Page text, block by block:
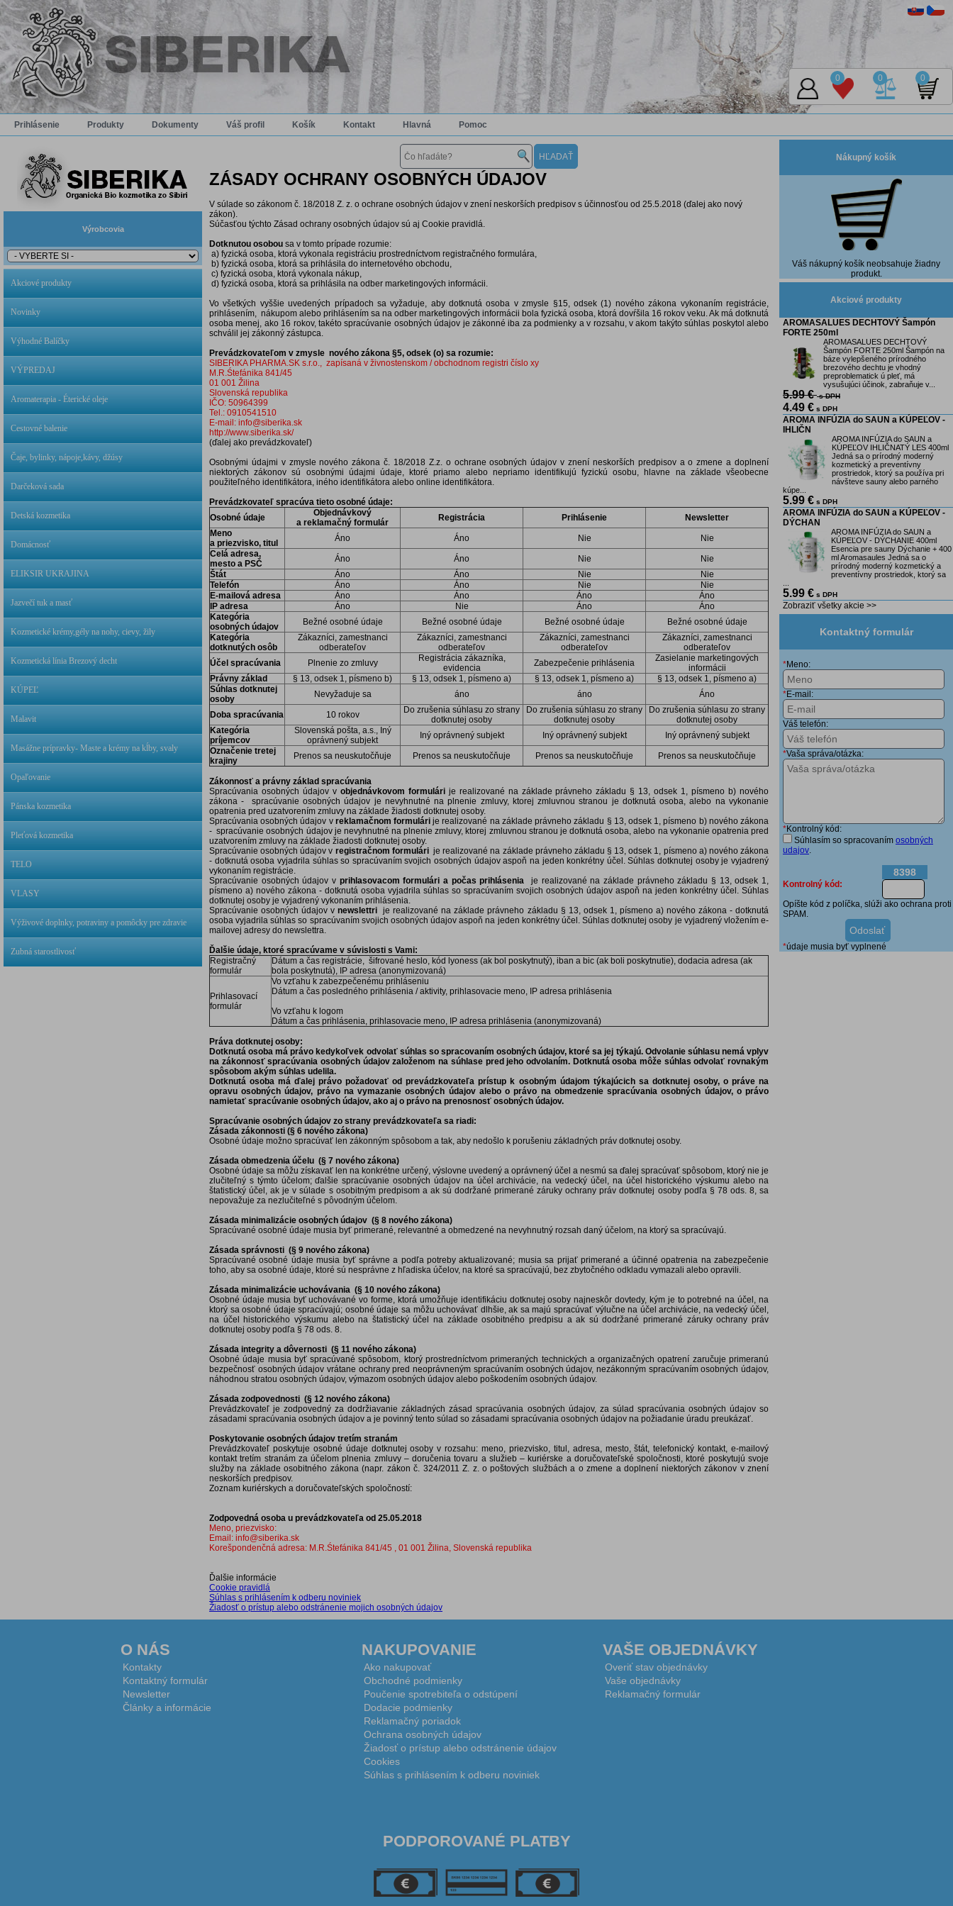
0 0 0
Prihlásenie Produkty Dokumenty Váš profil Košík Kontakt Hlavná Pomoc
Výrobcovia
Akciové produkty
Novinky
Výhodné Balíčky
VÝPREDAJ
Aromaterapia - Éterické oleje
Cestovné balenie
Čaje, bylinky, nápoje,kávy, džúsy
Darčeková sada
Detská kozmetika
Domácnosť
ELIKSIR UKRAJINA
Jazvečí tuk a masť
Kozmetické krémy,gély na nohy, cievy, žily
Kozmetická línia Brezový decht
KÚPEĽ
Malavit
Masážne prípravky- Maste a krémy na kĺby, svaly
Opaľovanie
Pánska kozmetika
Pleťová kozmetika
TELO
VLASY
Výživové doplnky, potraviny a pomôcky pre zdravie
Zubná starostlivosť
ZÁSADY OCHRANY OSOBNÝCH ÚDAJOV
V súlade so zákonom č. 18/2018 Z. z. o ochrane osobných údajov v znení neskorších predpisov s účinnosťou od 25.5.2018 (ďalej ako nový
zákon).
Súčasťou týchto Zásad ochrany osobných údajov sú aj Cookie pravidlá.
Dotknutou osobou sa v tomto prípade rozumie:
a) fyzická osoba, ktorá vykonala registráciu prostredníctvom registračného formulára,
b) fyzická osoba, ktorá sa prihlásila do internetového obchodu,
c) fyzická osoba, ktorá vykonala nákup,
d) fyzická osoba, ktorá sa prihlásila na odber marketingových informácii.
Vo všetkých vyššie uvedených prípadoch sa vyžaduje, aby dotknutá osoba v zmysle §15, odsek (1) nového zákona vykonaním registrácie,
prihlásením, nákupom alebo prihlásením sa na odber marketingových informácii bola fyzická osoba, ktorá dovŕšila 16 rokov veku. Ak má dotknutá
osoba menej, ako 16 rokov, takéto spracúvanie osobných údajov je zákonné iba za podmienky a v rozsahu, v akom takýto súhlas poskytol alebo
schválil jej zákonný zástupca.
Prevádzkovateľom v zmysle nového zákona §5, odsek (o) sa rozumie:
SIBERIKA PHARMA.SK s.r.o., zapísaná v živnostenskom / obchodnom registri číslo xy
M.R.Śtefánika 841/45
01 001 Žilina
Slovenská republika
IČO: 50964399
Tel.: 0910541510
E-mail: info@siberika.sk
http://www.siberika.sk/
(ďalej ako prevádzkovateľ)
Osobnými údajmi v zmysle nového zákona č. 18/2018 Z.z. o ochrane osobných údajov v znení neskorších predpisov a o zmene a doplnení
niektorých zákonov sú osobnými údajmi údaje, ktoré priamo alebo nepriamo identifikujú fyzickú osobu, hlavne na základe všeobecne
použiteľného identifikátora, iného identifikátora alebo online identifikátora.
Prevádzkovateľ spracúva tieto osobné údaje:
Osobné údaje
Objednávkový
a reklamačný formulár
Registrácia Prihlásenie
Newsletter
Meno
a priezvisko, titul
Áno Áno Nie
Nie
Celá adresa,
mesto a PSČ
Áno Áno Nie
Nie
Štát
Áno Áno Nie
Nie
Telefón
Áno Áno Nie
Nie
E-mailová adresa
Áno Áno Áno
Áno
IP adresa
Áno Nie Áno
Áno
Kategória
osobných údajov
Bežné osobné údaje Bežné osobné údaje Bežné osobné údaje
Bežné osobné údaje
Kategória
dotknutých osôb
Zákazníci, zamestnanci
odberateľov
Zákazníci, zamestnanci
odberateľov
Zákazníci, zamestnanci
odberateľov
Zákazníci, zamestnanci
odberateľov
Účel spracúvania
Plnenie zo zmluvy
Registrácia zákazníka,
evidencia
Zabezpečenie prihlásenia
Zasielanie marketingových
informácii
Právny základ
§ 13, odsek 1, písmeno b) § 13, odsek 1, písmeno a) § 13, odsek 1, písmeno a)
§ 13, odsek 1, písmeno a)
Súhlas dotknutej
osoby
Nevyžaduje sa áno áno Áno
Doba spracúvania 10 rokov
Do zrušenia súhlasu zo strany
dotknutej osoby
Do zrušenia súhlasu zo strany
dotknutej osoby
Do zrušenia súhlasu zo strany
dotknutej osoby
Kategória
príjemcov
Slovenská pošta, a.s., Iný
oprávnený subjekt
Iný oprávnený subjekt Iný oprávnený subjekt
Iný oprávnený subjekt
Označenie tretej
krajiny
Prenos sa neuskutočňuje Prenos sa neuskutočňuje Prenos sa neuskutočňuje Prenos sa neuskutočňuje
Zákonnosť a právny základ spracúvania
Spracúvania osobných údajov v objednávkovom formulárije realizované na základe právneho základu § 13, odsek 1, písmeno b) nového
zákona - spracúvanie osobných údajov je nevyhnutné na plnenie zmluvy, ktorej zmluvnou stranou je dotknutá osoba, alebo na vykonanie
opatrenia pred uzatvorením zmluvy na základe žiadosti dotknutej osoby.
Spracúvania osobných údajov v reklamačnom formulári je realizované na základe právneho základu § 13, odsek 1, písmeno b) nového zákona
- spracúvanie osobných údajov je nevyhnutné na plnenie zmluvy, ktorej zmluvnou stranou je dotknutá osoba, alebo na vykonanie opatrenia pred
uzatvorením zmluvy na základe žiadosti dotknutej osoby.
Spracúvanie osobných údajov v registračnom formulárije realizované na základe právneho základu § 13, odsek 1, písmeno a) nového zákona
- dotknutá osoba vyjadrila súhlas so spracúvaním svojich osobných údajov aspoň na jeden konkrétny účel. Súhlas dotknutej osoby je vyjadrený
vykonaním registrácie.
Spracúvanie osobných údajov v prihlasovacom formulári a počas prihlásenia je realizované na základe právneho základu § 13, odsek 1,
písmeno a) nového zákona - dotknutá osoba vyjadrila súhlas so spracúvaním svojich osobných údajov aspoň na jeden konkrétny účel. Súhlas
dotknutej osoby je vyjadrený vykonaním prihlásenia.
Spracúvanie osobných údajov vnewslettri je realizované na základe právneho základu § 13, odsek 1, písmeno a) nového zákona - dotknutá
osoba vyjadrila súhlas so spracúvaním svojich osobných údajov aspoň na jeden konkrétny účel. Súhlas dotknutej osoby je vyjadrený vložením e-
mailovej adresy do newslettra.
Ďalšie údaje, ktoré spracúvame v súvislosti s Vami:
Registračný
formulár
Dátum a čas registrácie, šifrované heslo, kód lyoness (ak bol poskytnutý), iban a bic (ak boli poskytnutie), dodacia adresa (ak
bola poskytnutá), IP adresa (anonymizovaná)
Prihlasovací
formulár
Vo vzťahu k zabezpečenému prihláseniu
Dátum a čas posledného prihlásenia / aktivity, prihlasovacie meno, IP adresa prihlásenia
Vo vzťahu k logom
Dátum a čas prihlásenia, prihlasovacie meno, IP adresa prihlásenia (anonymizovaná)
Práva dotknutej osoby:
Dotknutá osoba má právo kedykoľvek odvolať súhlas so spracovaním osobných údajov, ktoré sa jej týkajú. Odvolanie súhlasu nemá vplyv
na zákonnosť spracúvania osobných údajov založenom na súhlase pred jeho odvolaním. Dotknutá osoba môže súhlas odvolať rovnakým
spôsobom akým súhlas udelila.
Dotknutá osoba má ďalej právo požadovať od prevádzkovateľa prístup k osobným údajom týkajúcich sa dotknutej osoby, o práve na
opravu osobných údajov, právo na vymazanie osobných údajov alebo o právo na obmedzenie spracúvania osobných údajov, o právo
namietať spracúvanie osobných údajov, ako aj o právo na prenosnosť osobných údajov.
Spracúvanie osobných údajov zo strany prevádzkovateľa sa riadi:
Zásada zákonnosti (§ 6 nového zákona)
Osobné údaje možno spracúvať len zákonným spôsobom a tak, aby nedošlo k porušeniu základných práv dotknutej osoby.
Zásada obmedzenia účelu (§ 7 nového zákona)
Osobné údaje sa môžu získavať len na konkrétne určený, výslovne uvedený a oprávnený účel a nesmú sa ďalej spracúvať spôsobom, ktorý nie je
zlučiteľný s týmto účelom; ďalšie spracúvanie osobných údajov na účel archivácie, na vedecký účel, na účel historického výskumu alebo na
štatistický účel, ak je v súlade s osobitným predpisom a ak sú dodržané primerané záruky ochrany práv dotknutej osoby podľa § 78 ods. 8, sa
nepovažuje za nezlučiteľné s pôvodným účelom.
Zásada minimalizácie osobných údajov (§ 8 nového zákona)
Spracúvané osobné údaje musia byť primerané, relevantné a obmedzené na nevyhnutný rozsah daný účelom, na ktorý sa spracúvajú.
Zásada správnosti (§ 9 nového zákona)
Spracúvané osobné údaje musia byť správne a podľa potreby aktualizované; musia sa prijať primerané a účinné opatrenia na zabezpečenie
toho, aby sa osobné údaje, ktoré sú nesprávne z hľadiska účelov, na ktoré sa spracúvajú, bez zbytočného odkladu vymazali alebo opravili.
Zásada minimalizácie uchovávania (§ 10 nového zákona)
Osobné údaje musia byť uchovávané vo forme, ktorá umožňuje identifikáciu dotknutej osoby najneskôr dovtedy, kým je to potrebné na účel, na
ktorý sa osobné údaje spracúvajú; osobné údaje sa môžu uchovávať dlhšie, ak sa majú spracúvať výlučne na účel archivácie, na vedecký účel,
na účel historického výskumu alebo na štatistický účel na základe osobitného predpisu a ak sú dodržané primerané záruky ochrany práv
dotknutej osoby podľa § 78 ods. 8.
Zásada integrity a dôvernosti (§ 11 nového zákona)
Osobné údaje musia byť spracúvané spôsobom, ktorý prostredníctvom primeraných technických a organizačných opatrení zaručuje primeranú
bezpečnosť osobných údajov vrátane ochrany pred neoprávneným spracúvaním osobných údajov, nezákonným spracúvaním osobných údajov,
náhodnou stratou osobných údajov, výmazom osobných údajov alebo poškodením osobných údajov.
Zásada zodpovednosti (§ 12 nového zákona)
Prevádzkovateľ je zodpovedný za dodržiavanie základných zásad spracúvania osobných údajov, za súlad spracúvania osobných údajov so
zásadami spracúvania osobných údajov a je povinný tento súlad so zásadami spracúvania osobných údajov na požiadanie úradu preukázať.
Poskytovanie osobných údajov tretím stranám
Prevádzkovateľ poskytuje osobné údaje dotknutej osoby v rozsahu: meno, priezvisko, titul, adresa, mesto, štát, telefonický kontakt, e-mailový
kontakt tretím stranám za účelom plnenia zmluvy – doručenia tovaru a služieb – kuriérske a doručovateľské spoločnosti, ktoré poskytujú svoje
služby na základe osobitného zákona (napr. zákon č. 324/2011 Z. z. o poštových službách a o zmene a doplnení niektorých zákonov v znení
neskorších predpisov.
Zoznam kuriérskych a doručovateľských spoločností:
Zodpovedná osoba u prevádzkovateľa od 25.05.2018
Meno, priezvisko:
Email: info@siberika.sk
Korešpondenčná adresa: M.R.Śtefánika 841/45 , 01 001 Žilina, Slovenská republika
Ďalšie informácie
Cookie pravidlá
Súhlas s prihlásením k odberu noviniek
Žiadosť o prístup alebo odstránenie mojich osobných údajov
Nákupný košík
Váš nákupný košík neobsahuje žiadny
produkt.
Akciové produkty
AROMASALUES DECHTOVÝ Šampón
FORTE 250ml
AROMASALUES DECHTOVÝ
Šampón FORTE 250ml Šampón na
báze vylepšeného prírodného
brezového dechtu je vhodný
preproblematick ú pleť, má
vysušujúci účinok, zabraňuje v...
5.99 €s DPH
4.49 € s DPH
AROMA INFÚZIA do SAUN a KÚPEĽOV -
IHLIČN
AROMA INFÚZIA do SAUN a
KÚPEĽOV IHLIČNATÝ LES 400ml
Jedná sa o prírodný moderný
kozmetický a preventívny
prostriedok, ktorý sa používa pri
návšteve sauny alebo parného
kúpe...
5.99 € s DPH
AROMA INFÚZIA do SAUN a KÚPEĽOV -
DÝCHAN
AROMA INFÚZIA do SAUN a
KÚPEĽOV - DÝCHANIE 400ml
Esencia pre sauny Dýchanie + 400
ml Aromasaules Jedná sa o
prírodný moderný kozmetický a
preventívny prostriedok, ktorý sa
5.99 € s DPH
Zobraziť všetky akcie >>
Kontaktný formulár
*Meno:
*E-mail:
Váš telefón:
*Vaša správa/otázka:
*Kontrolný kód:
Súhlasím so spracovaním osobných
udajov.
8398
Kontrolný kód:
Opíšte kód z políčka, slúži ako ochrana proti
SPAM.
*údaje musia byť vyplnené
O NÁS
Kontakty
Kontaktný formulár
Newsletter
Články a informácie
NAKUPOVANIE
Ako nakupovať
Obchodné podmienky
Poučenie spotrebiteľa o odstúpení
Dodacie podmienky
Reklamačný poriadok
Ochrana osobných údajov
Žiadosť o prístup alebo odstránenie údajov
Cookies
Súhlas s prihlásením k odberu noviniek
VAŠE OBJEDNÁVKY
Overiť stav objednávky
Vaše objednávky
Reklamačný formulár
PODPOROVANÉ PLATBY